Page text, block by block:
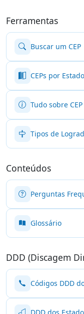
Ferramentas
Buscar um CEP
CEPs por Estado
Tudo sobre CEP
Tipos de
Conteúdos
Perguntas
Glossário
DDD (Discagem
Códigos DDD